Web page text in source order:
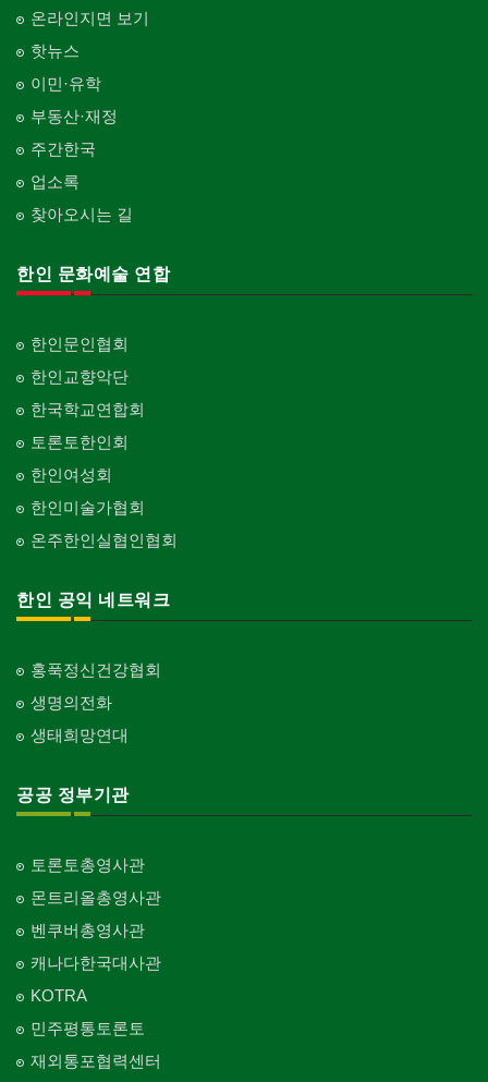
온라인지면 보기
핫뉴스
이민·유학
부동산·재정
주간한국
업소록
찾아오시는 길
한인 문화예술 연합
한인문인협회
한인교향악단
한국학교연합회
토론토한인회
한인여성회
한인미술가협회
온주한인실협인협회
한인 공익 네트워크
홍푹정신건강협회
생명의전화
생태희망연대
공공 정부기관
토론토총영사관
몬트리올총영사관
벤쿠버총영사관
캐나다한국대사관
KOTRA
민주평통토론토
재외통포협력센터